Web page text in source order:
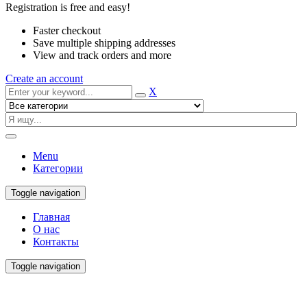
Registration is free and easy!
Faster checkout
Save multiple shipping addresses
View and track orders and more
Create an account
X
Menu
Категории
Toggle navigation
Главная
О нас
Контакты
Toggle navigation